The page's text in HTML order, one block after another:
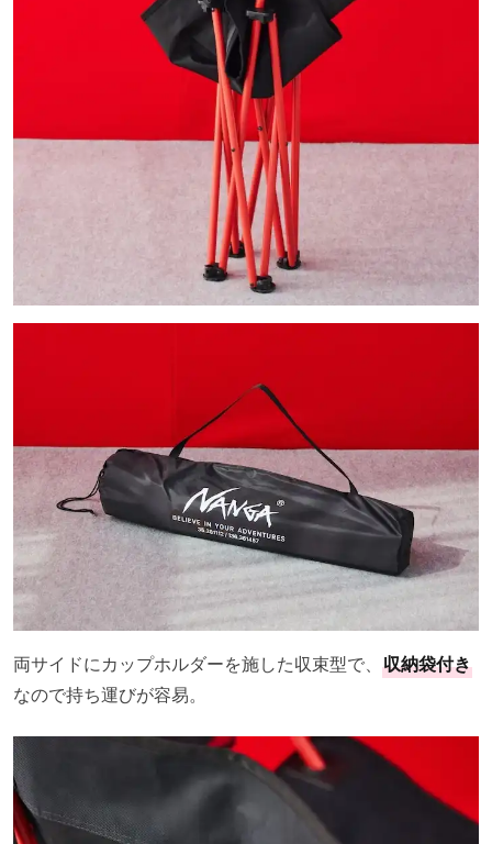
両サイドにカップホルダーを施した収束型で、 収納袋付き
なので持ち運びが容易。